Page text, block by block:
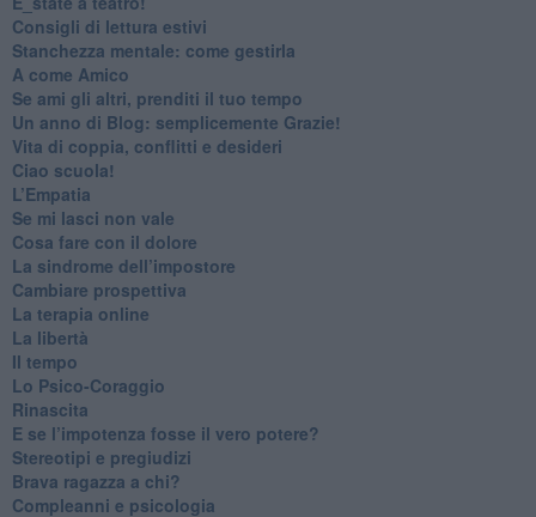
​Consigli di lettura estivi
​Stanchezza mentale: come gestirla
​A come Amico
​Se ami gli altri, prenditi il tuo tempo
​Un anno di Blog: semplicemente Grazie!
​Vita di coppia, conflitti e desideri
​Ciao scuola!
​L’Empatia
​Se mi lasci non vale
Cosa fare con il dolore
​La sindrome dell’impostore
​Cambiare prospettiva
La terapia online
La libertà
​Il tempo
​Lo Psico-Coraggio
Rinascita
​E se l’impotenza fosse il vero potere?
Stereotipi e pregiudizi
​Brava ragazza a chi?
​Compleanni e psicologia